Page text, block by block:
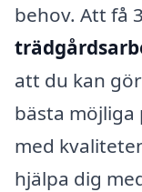
behov. Att få
att du kan
bästa
med
hjälpa dig